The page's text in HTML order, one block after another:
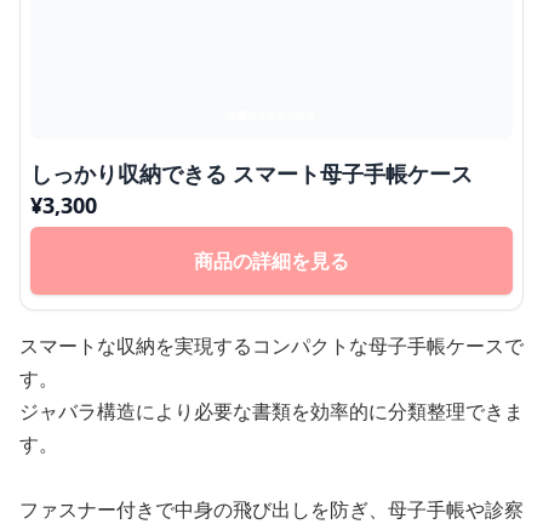
しっかり収納できる スマート母子手帳ケース
¥3,300
商品の詳細を見る
スマートな収納を実現するコンパクトな母子手帳ケースで
す。
ジャバラ構造により必要な書類を効率的に分類整理できま
す。
ファスナー付きで中身の飛び出しを防ぎ、母子手帳や診察